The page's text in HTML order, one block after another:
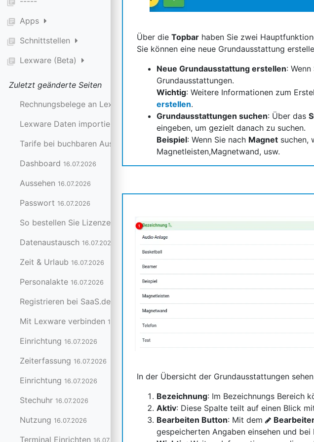
library_books
library_books Apps
library_books Schnittstellen
library_books Lexware (Beta)
Zuletzt geänderte Seiten
Rechnungsbelege an Lexware senden24.07.2026
Lexware Daten importieren 24.07.2026
Tarife bei buchbaren Ausstattungen festlegen 20.07.2026
Dashboard 16.07.2026
Aussehen 16.07.2026
Passwort 16.07.2026
So bestellen Sie Lizenzen 16.07.2026
Datenaustausch 16.07.2026
Zeit & Urlaub 16.07.2026
Personalakte 16.07.2026
Registrieren bei SaaS.de 16.07.2026
Mit Lexware verbinden 16.07.2026
Einrichtung 16.07.2026
Zeiterfassung 16.07.2026
Einrichtung 16.07.2026
Stechuhr 16.07.2026
Nutzung 16.07.2026
Terminal Einrichten 16.07.2026
Über die Topbar haben Sie zwei
Sie können eine neue Grundausstattung
Neue Grundausstattung erstellen:
Grundausstattungen.
Wichtig: Weitere Informationen zum
erstellen.
Grundausstattungen suchen: Über das
eingeben, um gezielt danach zu suchen.
Beispiel: Wenn Sie nach Magnet suchen,
Magnetleisten,Magnetwand, usw.
In der Übersicht der Grundausstattungen
Bezeichnung: Im Bezeichnungs Bereich
Aktiv: Diese Spalte teilt auf einen Blick
Bearbeiten Button: Mit dem
gespeicherten Angaben einsehen und